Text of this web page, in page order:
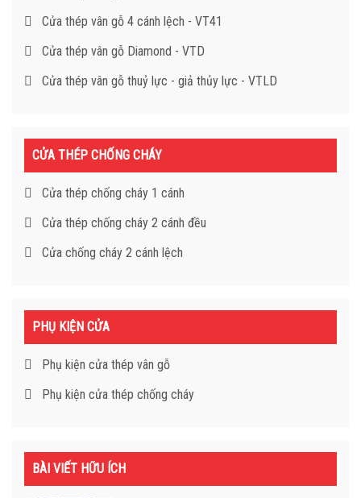
Cửa thép vân gỗ 4 cánh lệch - VT41
Cửa thép vân gỗ Diamond - VTD
Cửa thép vân gỗ thuỷ lực - giả thủy lực - VTLD
CỬA THÉP CHỐNG CHÁY
Cửa thép chống cháy 1 cánh
Cửa thép chống cháy 2 cánh đều
Cửa chống cháy 2 cánh lệch
PHỤ KIỆN CỬA
Phụ kiện cửa thép vân gỗ
Phụ kiện cửa thép chống cháy
BÀI VIẾT HỮU ÍCH